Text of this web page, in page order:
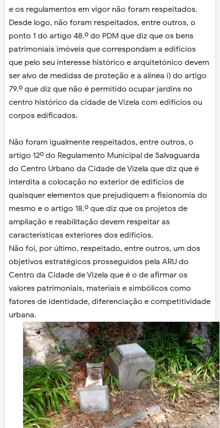
e os regulamentos em vigor não foram respeitados.
Desde logo, não foram respeitados, entre outros, o
ponto 1 do artigo 48.º do PDM que diz que os bens
patrimoniais imóveis que correspondam a edifícios
que pelo seu interesse histórico e arquitetónico devem
ser alvo de medidas de proteção e a alínea i) do artigo
79.º que diz que não é permitido ocupar jardins no
centro histórico da cidade de Vizela com edifícios ou
corpos edificados.
Não foram igualmente respeitados, entre outros, o
artigo 12º do Regulamento Municipal de Salvaguarda
do Centro Urbano da Cidade de Vizela que diz que é
interdita a colocação no exterior de edifícios de
quaisquer elementos que prejudiquem a fisionomia do
mesmo e o artigo 18.º que diz que os projetos de
ampliação e reabilitação devem respeitar as
características exteriores dos edifícios.
Não foi, por último, respeitado, entre outros, um dos
objetivos estratégicos prosseguidos pela ARU do
Centro da Cidade de Vizela que é o de afirmar os
valores patrimoniais, materiais e simbólicos como
fatores de identidade, diferenciação e competitividade
urbana.